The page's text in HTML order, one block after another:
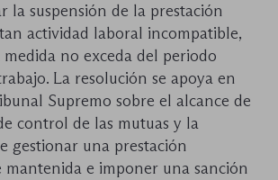
la suspensión de la prestación
actividad laboral incompatible,
no exceda del periodo
La resolución se apoya en
Supremo sobre el alcance de
control de las mutuas y la
gestionar una prestación
mantenida e imponer una sanción